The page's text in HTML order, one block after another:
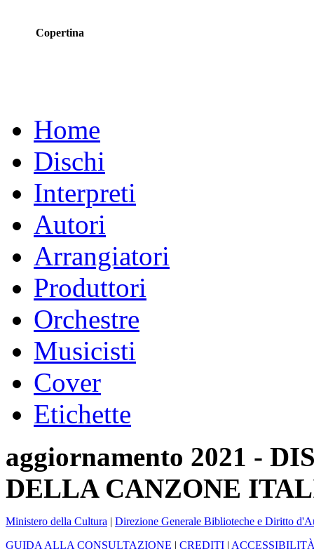
Copertina
Home
Dischi
Interpreti
Autori
Arrangiatori
Produttori
Orchestre
Musicisti
Cover
Etichette
aggiornamento 2021 -
DELLA CANZONE
Ministero della Cultura | Direzione Generale Biblioteche e Diritto
GUIDA ALLA CONSULTAZIONE | CREDITI |